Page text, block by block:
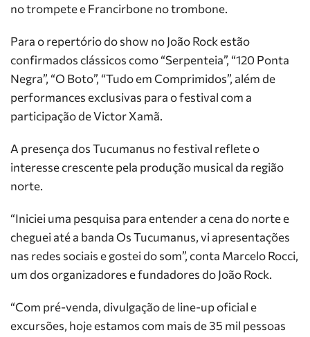
no trompete e Francirbone no trombone.
Para o repertório do show no João Rock estão
confirmados clássicos como “Serpenteia”, “120 Ponta
Negra”, “O Boto”, “Tudo em Comprimidos”, além de
performances exclusivas para o festival com a
participação de Victor Xamã.
A presença dos Tucumanus no festival reflete o
interesse crescente pela produção musical da região
norte.
“Iniciei uma pesquisa para entender a cena do norte e
cheguei até a banda Os Tucumanus, vi apresentações
nas redes sociais e gostei do som”, conta Marcelo Rocci,
um dos organizadores e fundadores do João Rock.
“Com pré-venda, divulgação de line-up oficial e
excursões, hoje estamos com mais de 35 mil pessoas